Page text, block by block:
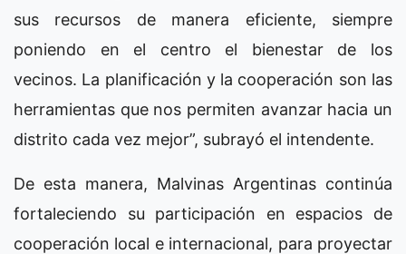
sus recursos de manera eficiente, siempre
poniendo en el centro el bienestar de los
vecinos. La planificación y la cooperación son las
herramientas que nos permiten avanzar hacia un
distrito cada vez mejor”, subrayó el intendente.
De esta manera, Malvinas Argentinas continúa
fortaleciendo su participación en espacios de
cooperación local e internacional, para proyectar